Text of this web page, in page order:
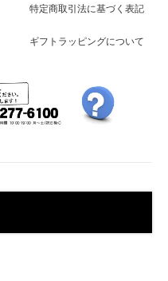
特定商取引法に基づく表記
ギフトラッピングについて